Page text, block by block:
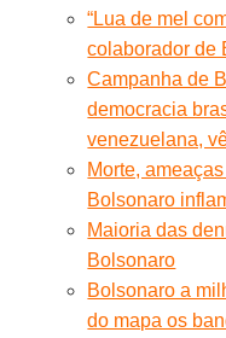
“Lua de mel
colaborador de
Campanha de
democracia
venezuelana,
Morte,
Bolsonaro
Maioria das
Bolsonaro
Bolsonaro a
do mapa os